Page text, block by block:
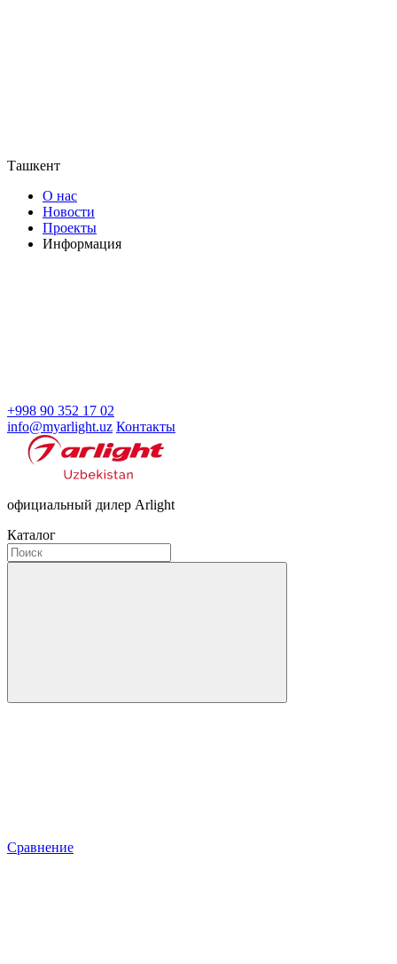
Ташкент
О нас
Новости
Проекты
Информация
+998 90 352 17 02
info@myarlight.uz Контакты
официальный дилер Arlight
Каталог
Сравнение